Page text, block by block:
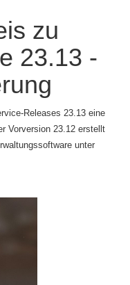
zu
23.13 -
Releases 23.13 eine
Vorversion 23.12 erstellt
unter